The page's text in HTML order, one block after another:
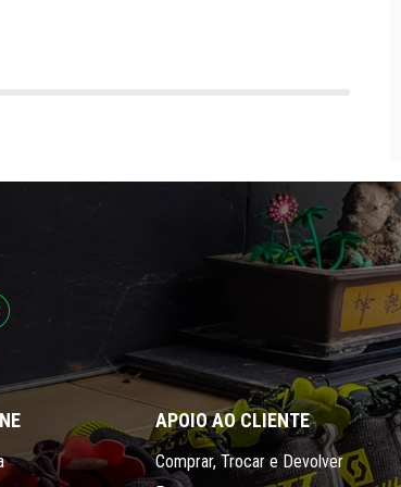
APOIO AO CLIENTE
Comprar, Trocar e Devolver